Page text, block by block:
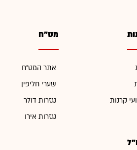
קרנות
מט"ח
אתר המט"ח
שערי חליפין
נגזרות דולר
נגזרות אירו